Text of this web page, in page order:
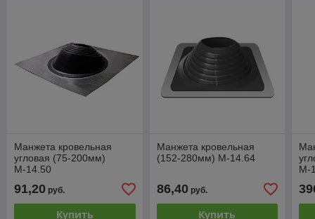
Манжета кровельная
угловая (75-200мм)
М-14.50
91,20 руб.
Купить
Манжета кровельная
(152-280мм) М-14.64
86,40руб.
Купить
М-